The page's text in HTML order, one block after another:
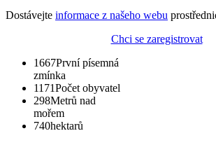
Dostávejte informace z našeho webu
Chci se zaregistrovat
1667První písemná
zmínka
1171Počet obyvatel
298Metrů nad
mořem
740hektarů